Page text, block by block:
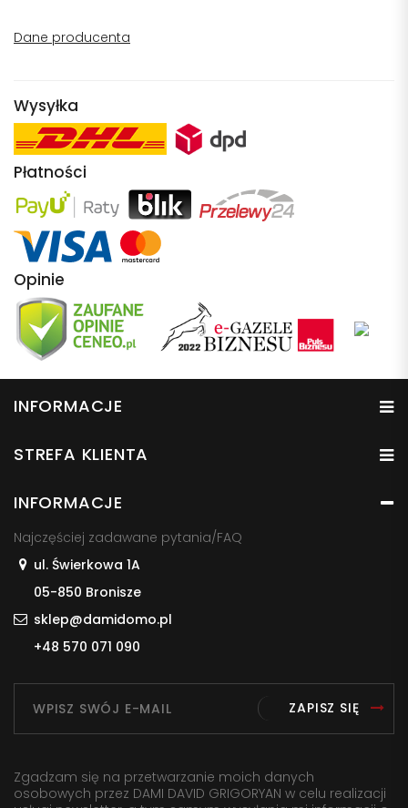
Dane producenta
Wysyłka
Płatności
Opinie
INFORMACJE
STREFA KLIENTA
INFORMACJE
Najczęściej zadawane pytania/FAQ
ul. Świerkowa 1A
05-850 Bronisze
sklep@damidomo.pl
+48 570 071 090
ZAPISZ SIĘ
Zgadzam się na przetwarzanie moich danych
osobowych przez DAMI DAVID GRIGORYAN w celu realizacji